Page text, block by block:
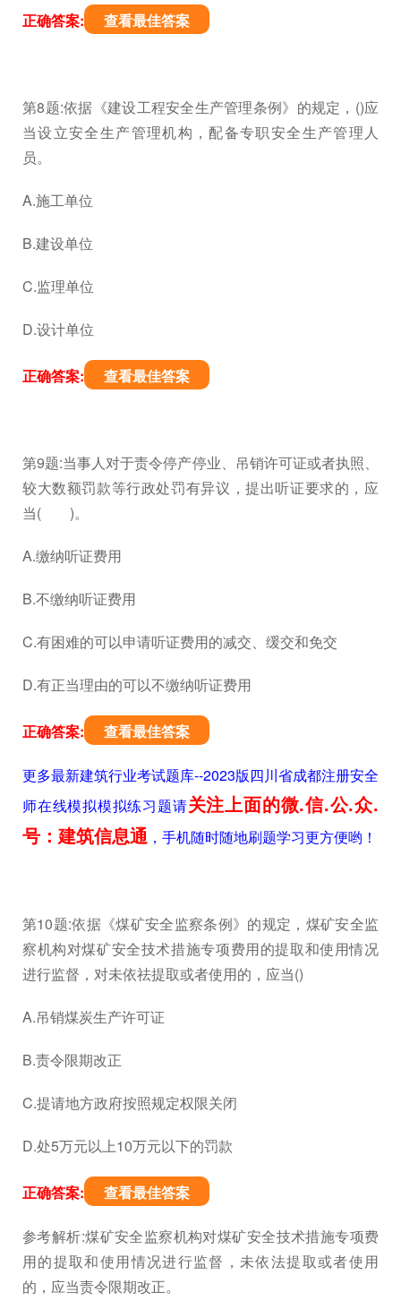
正确答案: 查看最佳答案
第8题:依据《建设工程安全生产管理条例》的规定，()应
当设立安全生产管理机构，配备专职安全生产管理人
员。
A.施工单位
B.建设单位
C.监理单位
D.设计单位
正确答案: 查看最佳答案
第9题:当事人对于责令停产停业、吊销许可证或者执照、
较大数额罚款等行政处罚有异议，提出听证要求的，应
当( )。
A.缴纳听证费用
B.不缴纳听证费用
C.有困难的可以申请听证费用的减交、缓交和免交
D.有正当理由的可以不缴纳听证费用
正确答案: 查看最佳答案
更多最新建筑行业考试题库--2023版四川省成都注册安全
师在线模拟模拟练习题请关注上面的微.信.公.众.
号：建筑信息通，手机随时随地刷题学习更方便哟！
第10题:依据《煤矿安全监察条例》的规定，煤矿安全监
察机构对煤矿安全技术措施专项费用的提取和使用情况
进行监督，对未依祛提取或者使用的，应当()
A.吊销煤炭生产许可证
B.责令限期改正
C.提请地方政府按照规定权限关闭
D.处5万元以上10万元以下的罚款
正确答案: 查看最佳答案
参考解析:煤矿安全监察机构对煤矿安全技术措施专项费
用的提取和使用情况进行监督，未依法提取或者使用
的，应当责令限期改正。